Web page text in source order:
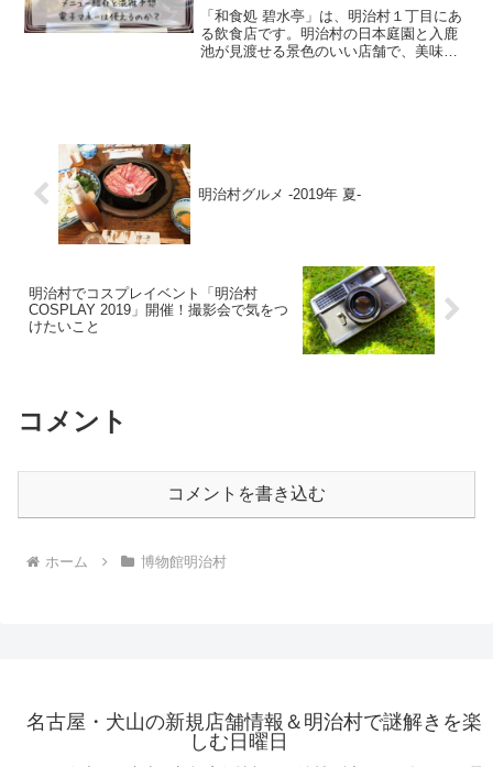
は使えるのか？
「和食処 碧水亭」は、明治村１丁目にあ
る飲食店です。明治村の日本庭園と入鹿
池が見渡せる景色のいい店舗で、美味し
明治村グルメ -2019年 夏-
明治村でコスプレイベント「明治村
COSPLAY 2019」開催！撮影会で気をつ
けたいこと
コメント
コメントを書き込む
ホーム 博物館明治村
名古屋・犬山の新規店舗情報＆明治村で謎解きを楽
しむ日曜日